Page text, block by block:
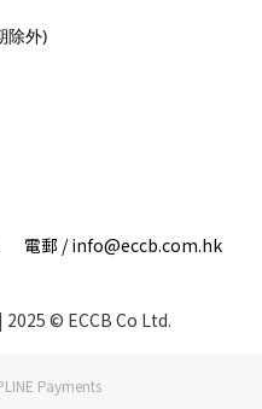
除外)
電郵 / info@eccb.com.hk
| 2025 © ECCB Co Ltd.
Payments